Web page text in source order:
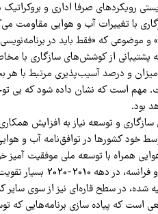
رویکرد‌های صرفا اداری و
با تغییرات آب و هوایی مقاومت
و موضوعی که «فقط باید در
پشتیبانی از کوشش‌های سازگاری با
و درصد آسیب‌پذیری مرتبط با هر
مهم است که نشان داده شود که بی
بود.
و توسعه نیاز به افزایش
همراه با توسعه ملی موفقیت آمیز
برنامه‌هایی در بعضی کشور‌های به ویژه
در سطح قاره‌ای نیز از سوی سایر
است که پیاده سازی برنامه‌هایی که